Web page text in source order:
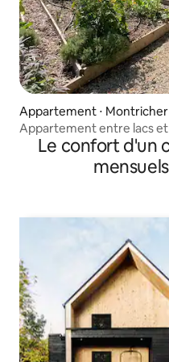
Appartement ⋅ Montricher
Appartement entre lacs
Le confort d'un